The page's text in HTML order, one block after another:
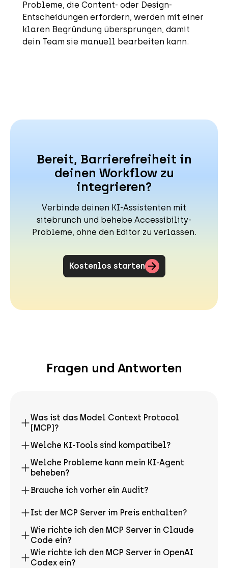
Probleme, die Content- oder Design-
Entscheidungen erfordern, werden mit einer
klaren Begründung übersprungen, damit
dein Team sie manuell bearbeiten kann.
Bereit, Barrierefreiheit in
deinen Workflow zu
integrieren?
Verbinde deinen KI-Assistenten mit
sitebrunch und behebe Accessibility-
Probleme, ohne den Editor zu verlassen.
Kostenlos starten
(öffnet neuen Tab)
Fragen und Antworten
Was ist das Model Context Protocol
(MCP)?
Welche KI-Tools sind kompatibel?
Welche Probleme kann mein KI-Agent
beheben?
Brauche ich vorher ein Audit?
Ist der MCP Server im Preis enthalten?
Wie richte ich den MCP Server in Claude
Code ein?
Wie richte ich den MCP Server in OpenAI
Codex ein?